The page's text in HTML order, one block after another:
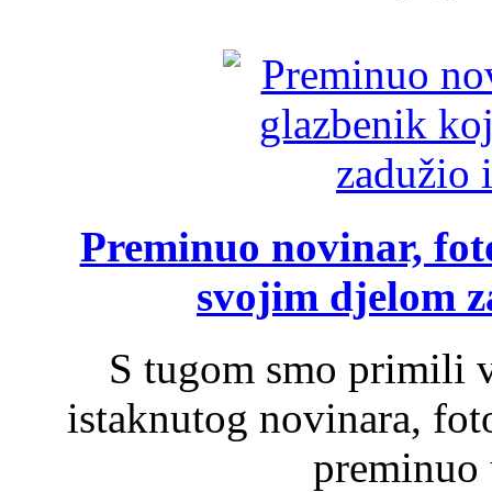
Preminuo novinar,
svojim djelom
S tugom smo primili
istaknutog novinara,